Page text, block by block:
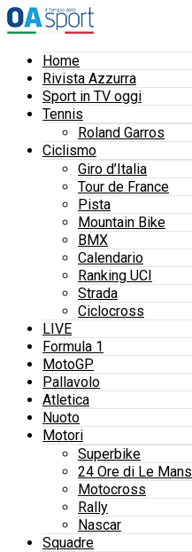
Home
Rivista Azzurra
Sport in TV oggi
Tennis
Roland Garros
Ciclismo
Giro d’Italia
Tour de France
Pista
Mountain Bike
BMX
Calendario
Ranking UCI
Strada
Ciclocross
LIVE
Formula 1
MotoGP
Pallavolo
Atletica
Nuoto
Motori
Superbike
24 Ore di Le Mans
Motocross
Rally
Nascar
Squadre